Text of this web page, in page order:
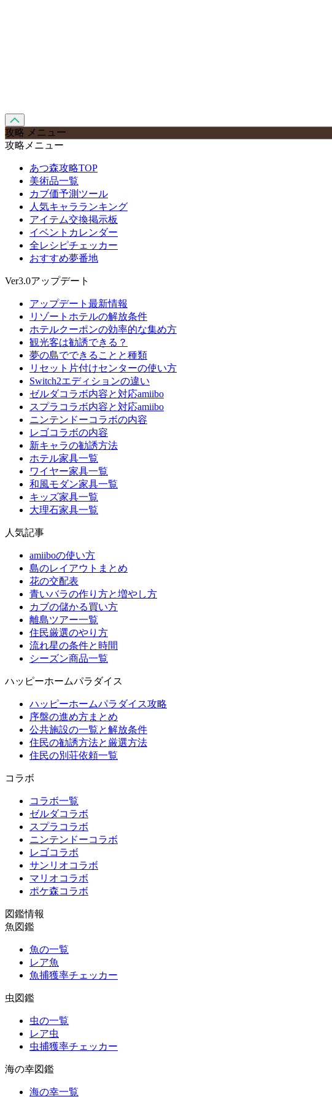
攻略 メニュー
攻略メニュー
あつ森攻略TOP
美術品一覧
カブ価予測ツール
人気キャラランキング
アイテム交換掲示板
イベントカレンダー
全レシピチェッカー
おすすめ夢番地
Ver3.0アップデート
アップデート最新情報
リゾートホテルの解放条件
ホテルクーポンの効率的な集め方
観光客は勧誘できる？
夢の島でできることと種類
リセット片付けセンターの使い方
Switch2エディションの違い
ゼルダコラボ内容と対応amiibo
スプラコラボ内容と対応amiibo
ニンテンドーコラボの内容
レゴコラボの内容
新キャラの勧誘方法
ホテル家具一覧
ワイヤー家具一覧
和風モダン家具一覧
キッズ家具一覧
大理石家具一覧
人気記事
amiiboの使い方
島のレイアウトまとめ
花の交配表
青いバラの作り方と増やし方
カブの儲かる買い方
離島ツアー一覧
住民厳選のやり方
流れ星の条件と時間
シーズン商品一覧
ハッピーホームパラダイス
ハッピーホームパラダイス攻略
序盤の進め方まとめ
公共施設の一覧と解放条件
住民の勧誘方法と厳選方法
住民の別荘依頼一覧
コラボ
コラボ一覧
ゼルダコラボ
スプラコラボ
ニンテンドーコラボ
レゴコラボ
サンリオコラボ
マリオコラボ
ポケ森コラボ
図鑑情報
魚図鑑
魚の一覧
レア魚
魚捕獲率チェッカー
虫図鑑
虫の一覧
レア虫
虫捕獲率チェッカー
海の幸図鑑
海の幸一覧